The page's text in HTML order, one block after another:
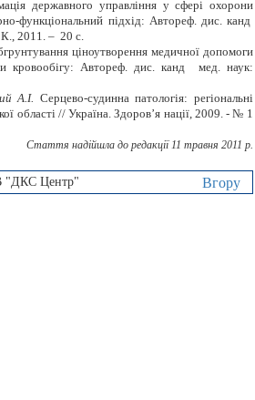
державного управління у сфері охорони
функціональний підхід: Автореф. дис. канд
2011. – 20 с.
ціноутворення медичної допомоги
кровообігу: Автореф. дис. канд мед. наук:
А.І. Серцево-судинна патологія: регіональні
області // Україна. Здоров’я нації, 2009. - № 1
Стаття надійшла до редакції11 травня 2011 р.
Вгору
"ДКС Центр"